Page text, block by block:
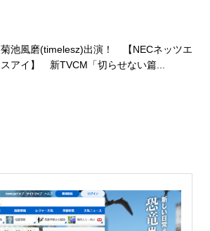
菊池風磨(timelesz)出演！ 【NECネッツエ
スアイ】 新TVCM「切らせない篇...